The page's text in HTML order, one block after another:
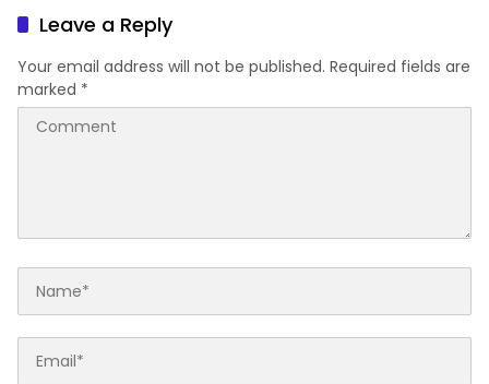
Leave a Reply
Your email address will not be published. Required fields are
marked *